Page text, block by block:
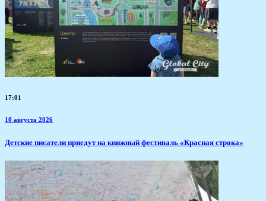
17:01
10 августа 2026
​Детские писатели приедут на книжный фестиваль «Красная строка»